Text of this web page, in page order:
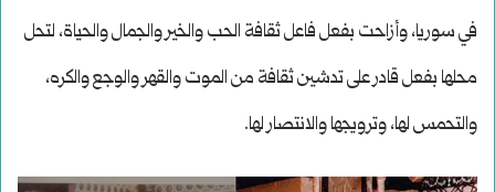
في سوريا، وأزاحت بفعل فاعل ثقافة الحب والخير والجمال والحياة، لتحل
محلها بفعل قادر على تدشين ثقافة من الموت والقهر والوجع والكره،
والتحمس لها، وترويجها والانتصار لها.